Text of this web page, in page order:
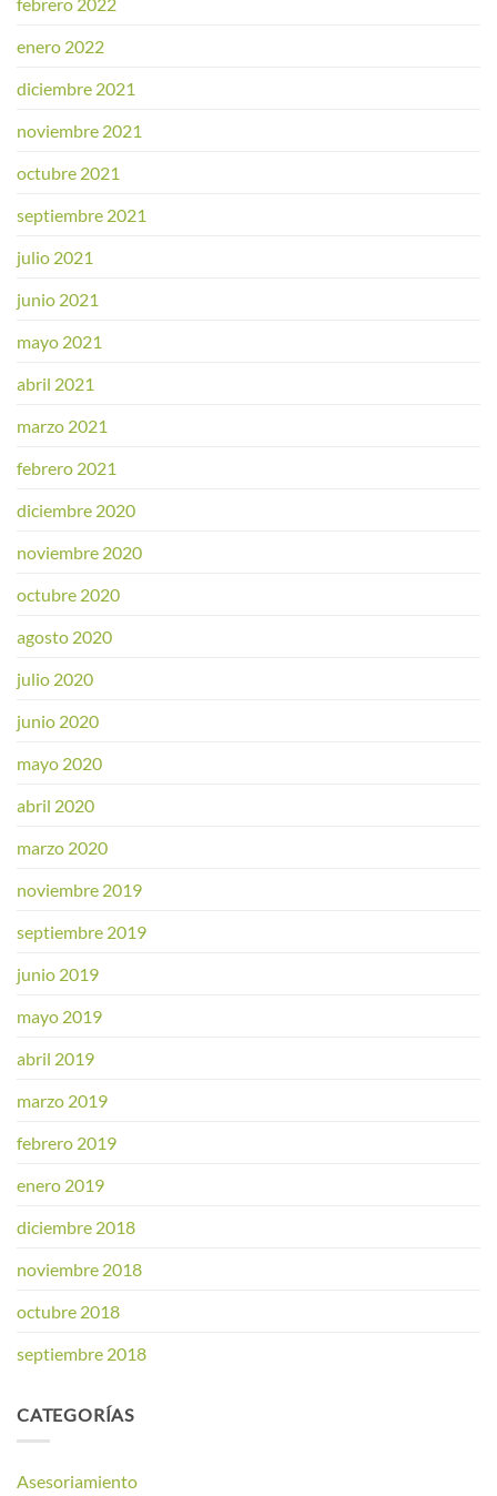
enero 2022
diciembre 2021
noviembre 2021
octubre 2021
septiembre 2021
julio 2021
junio 2021
mayo 2021
abril 2021
marzo 2021
febrero 2021
diciembre 2020
noviembre 2020
octubre 2020
agosto 2020
julio 2020
junio 2020
mayo 2020
abril 2020
marzo 2020
noviembre 2019
septiembre 2019
junio 2019
mayo 2019
abril 2019
marzo 2019
febrero 2019
enero 2019
diciembre 2018
noviembre 2018
octubre 2018
septiembre 2018
CATEGORÍAS
Asesoriamiento